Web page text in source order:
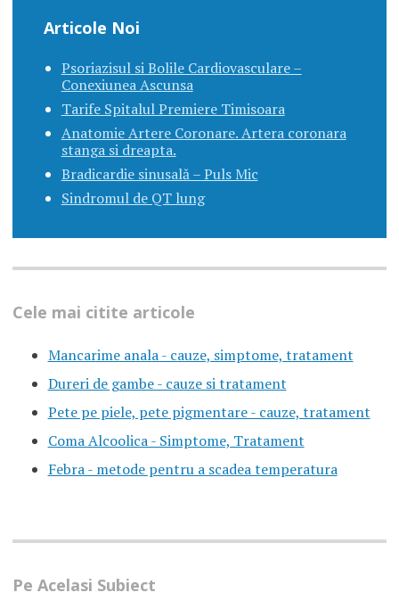
Articole Noi
Psoriazisul si Bolile Cardiovasculare –
Conexiunea Ascunsa
Tarife Spitalul Premiere Timisoara
Anatomie Artere Coronare. Artera coronara
stanga si dreapta.
Bradicardie sinusală – Puls Mic
Sindromul de QT lung
Cele mai citite articole
Mancarime anala - cauze, simptome, tratament
Dureri de gambe - cauze si tratament
Pete pe piele, pete pigmentare - cauze, tratament
Coma Alcoolica - Simptome, Tratament
Febra - metode pentru a scadea temperatura
Pe Acelasi Subiect